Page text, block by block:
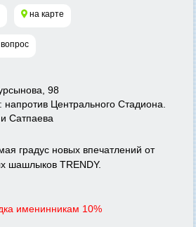
на карте
98
: напротив Центрального Стадиона.
Сатпаева
градус новых впечатлений от
шашлыков TRENDY.
именинникам 10%